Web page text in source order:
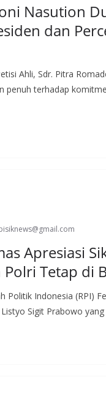
Nasution
dan
Ahli, Sdr. Pitra
penuh terhadap
Apresiasi
Tetap di
Politik Indonesia (RPI)
Sigit Prabowo